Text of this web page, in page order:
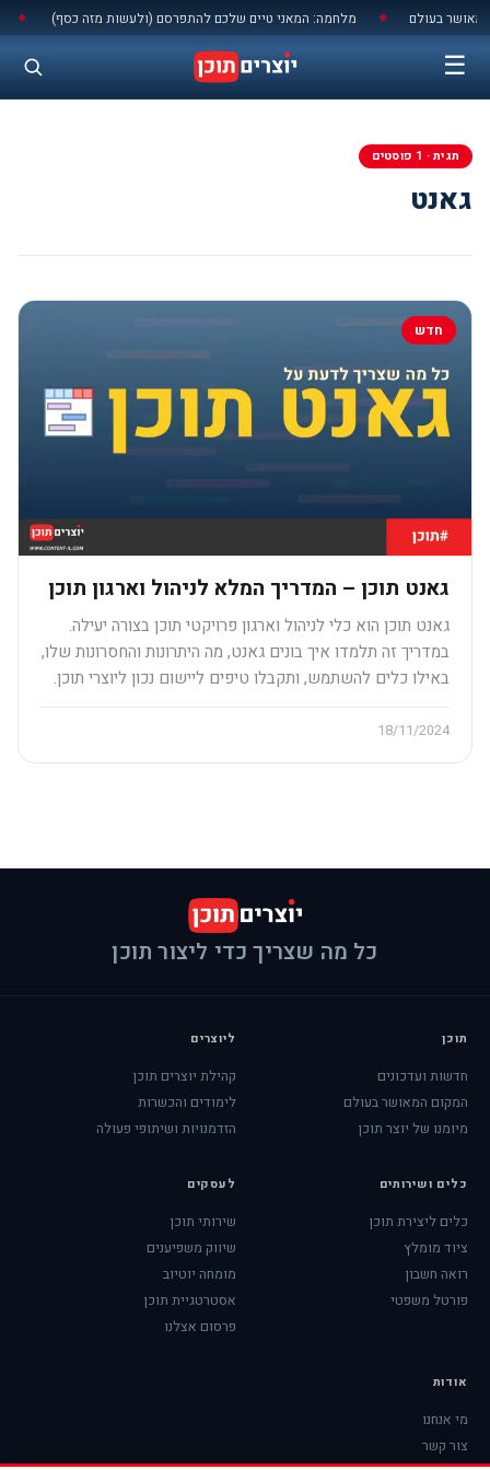
לתוכן ◆ מלחמה: המאני טיים שלכם להתפרסם (ולעשות מזה כסף) ◆ בעולם
☰
תגית · 1 פוסטים
גאנט
חדש
גאנט תוכן – המדריך המלא לניהול וארגון תוכן
גאנט תוכן הוא כלי לניהול וארגון פרויקטי תוכן בצורה יעילה.
במדריך זה תלמדו איך בונים גאנט, מה היתרונות והחסרונות שלו,
באילו כלים להשתמש, ותקבלו טיפים ליישום נכון ליוצרי תוכן.
18/11/2024
כל מה שצריך כדי ליצור תוכן
תוכן
חדשות ועדכונים
המקום המאושר בעולם
מיומנו של יוצר תוכן
ליוצרים
קהילת יוצרים תוכן
לימודים והכשרות
הזדמנויות ושיתופי פעולה
כלים ושירותים
כלים ליצירת תוכן
ציוד מומלץ
רואה חשבון
פורטל משפטי
לעסקים
שירותי תוכן
שיווק משפיענים
מומחה יוטיוב
אסטרטגיית תוכן
פרסום אצלנו
אודות
מי אנחנו
צור קשר